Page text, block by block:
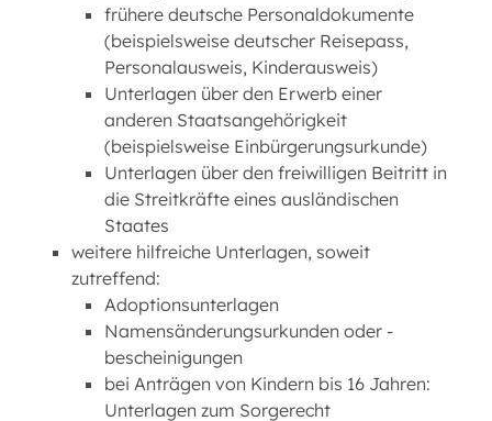
frühere deutsche Personaldokumente
(beispielsweise deutscher Reisepass,
Personalausweis, Kinderausweis)
Unterlagen über den Erwerb einer
anderen Staatsangehörigkeit
(beispielsweise Einbürgerungsurkunde)
Unterlagen über den freiwilligen Beitritt in
die Streitkräfte eines ausländischen
Staates
weitere hilfreiche Unterlagen, soweit
zutreffend:
Adoptionsunterlagen
Namensänderungsurkunden oder -
bescheinigungen
bei Anträgen von Kindern bis 16 Jahren:
Unterlagen zum Sorgerecht